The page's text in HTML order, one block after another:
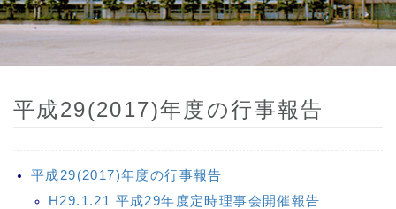
平成29(2017)年度の行事報告
平成29(2017)年度の行事報告
H29.1.21 平成29年度定時理事会開催報告